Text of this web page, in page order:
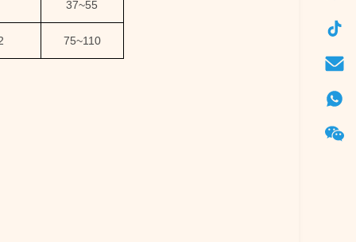
37~55
75~110